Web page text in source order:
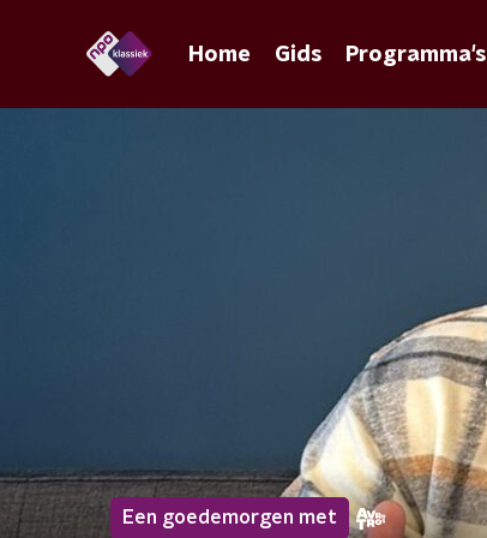
Home Gids Programma's
Een goedemorgen met